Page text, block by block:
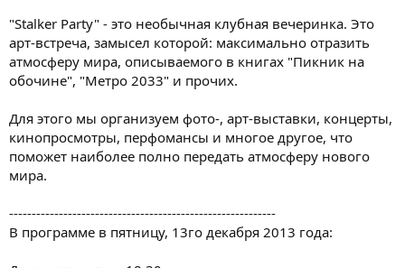
"Stalker Party" - это необычная клубная вечеринка. Это
арт-встреча, замысел которой: максимально отразить
атмосферу мира, описываемого в книгах "Пикник на
обочине", "Метро 2033" и прочих.
Для этого мы организуем фото-, арт-выставки, концерты,
кинопросмотры, перфомансы и многое другое, что
поможет наиболее полно передать атмосферу нового
мира.
-----------------------------------------------------------
В программе в пятницу, 13го декабря 2013 года: